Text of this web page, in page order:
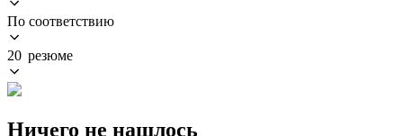
По соответствию
20 резюме
Ничего не нашлось